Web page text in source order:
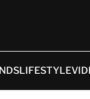
LIFESTYLE